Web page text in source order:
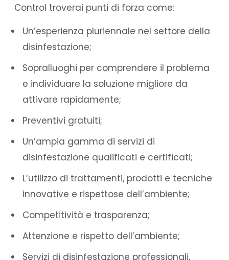
Control troverai punti di forza come:
Un’esperienza pluriennale nel settore della
disinfestazione;
Sopralluoghi per comprendere il problema
e individuare la soluzione migliore da
attivare rapidamente;
Preventivi gratuiti;
Un’ampia gamma di servizi di
disinfestazione qualificati e certificati;
L’utilizzo di trattamenti, prodotti e tecniche
innovative e rispettose dell’ambiente;
Competitività e trasparenza;
Attenzione e rispetto dell’ambiente;
Servizi di disinfestazione professionali,